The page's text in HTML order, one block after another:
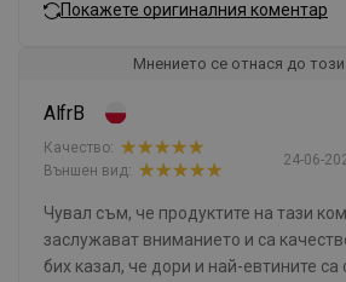
Покажете оригиналния коментар
Мнението се отнася до
AlfrB
24-06-
Качество:
Външен вид:
Чувал съм, че продуктите на тази
заслужават вниманието и са
бих казал, че дори и най-евтините са